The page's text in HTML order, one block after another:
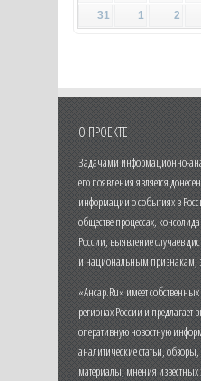
31
1 2
О ПРОЕКТЕ
Задачами информационно-
его появления является
информации о событиях в
обществе процессах,
России, выявление случаев
и национальным признакам,
«Ансар.Ru» имеет
регионах России и
оперативную новостную
аналитические статьи,
материалы, мнения